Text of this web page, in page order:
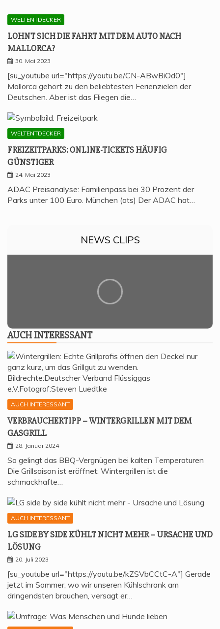
WELTENTDECKER
LOHNT SICH DIE FAHRT MIT DEM AUTO NACH
MALLORCA?
30. Mai 2023
[su_youtube url="https://youtu.be/CN-ABwBiOd0"]
Mallorca gehört zu den beliebtesten Ferienzielen der
Deutschen. Aber ist das Fliegen die…
WELTENTDECKER
FREI­ZEIT­PARKS: ONLINE-TICKETS HÄU­FIG
GÜNSTIGER
24. Mai 2023
ADAC Preisanalyse: Familienpass bei 30 Prozent der
Parks unter 100 Euro. München (ots) Der ADAC hat…
NEWS CLIPS
AUCH INTER­ES­SANT
AUCH INTERESSANT
VER­BRAU­CHER­TIPP – WIN­TER­GRIL­LEN MIT DEM
GASGRILL
28. Januar 2024
So gelingt das BBQ-Vergnügen bei kalten Temperaturen
Die Grillsaison ist eröffnet: Wintergrillen ist die
schmackhafte…
AUCH INTERESSANT
LG SIDE BY SIDE KÜHLT NICHT MEHR – URSA­CHE UND
LÖSUNG
20. Juli 2023
[su_youtube url="https://youtu.be/kZSVbCCtC-A"] Gerade
jetzt im Sommer, wo wir unseren Kühlschrank am
dringendsten brauchen, versagt er…